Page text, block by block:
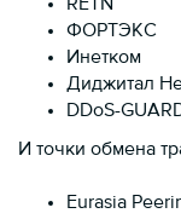
RETN
ФОРТЭКС
Инетком
Диджитал
DDoS-
И точки обмена
Eurasia